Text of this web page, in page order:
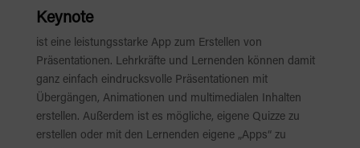
Keynote
ist eine leistungsstarke App zum Erstellen von
Präsentationen. Lehrkräfte und Lernenden können damit
ganz einfach eindrucksvolle Präsentationen mit
Übergängen, Animationen und multimedialen Inhalten
erstellen. Außerdem ist es mögliche, eigene Quizze zu
erstellen oder mit den Lernenden eigene „Apps“ zu